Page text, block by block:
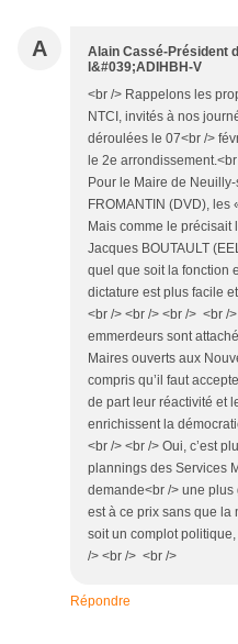
A
Alain Cassé-Président
l&#039;ADIHBH-V
<br /> Rappelons les
NTCI, invités à nos
déroulées le 07<br />
le 2e
Pour le Maire de
FROMANTIN (DVD),
Mais comme le
Jacques BOUTAULT
quel que soit la fonction
dictature est plus facile
<br /> <br /> <br /> <br /
emmerdeurs sont
Maires ouverts aux
compris qu’il faut
de part leur réactivité et
enrichissent la
<br /> <br /> Oui, c’est
plannings des Services
demande<br /> une
est à ce prix sans que la
soit un complot
/> <br /> <br />
Répondre